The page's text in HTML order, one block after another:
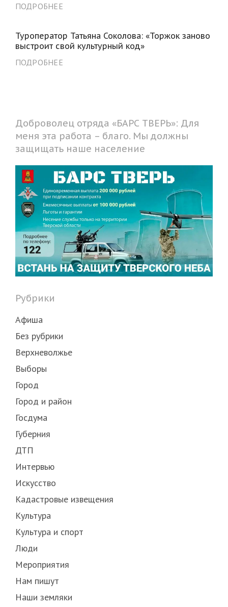
ПОДРОБНЕЕ
Туроператор Татьяна Соколова: «Торжок заново
выстроит свой культурный код»
ПОДРОБНЕЕ
Доброволец отряда «БАРС ТВЕРЬ»: Для
меня эта работа – благо. Мы должны
защищать наше население
Рубрики
Афиша
Без рубрики
Верхневолжье
Выборы
Город
Город и район
Госдума
Губерния
ДТП
Интервью
Искусство
Кадастровые извещения
Культура
Культура и спорт
Люди
Мероприятия
Нам пишут
Наши земляки